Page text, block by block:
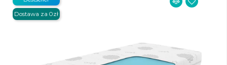
Dostawa za 0zł